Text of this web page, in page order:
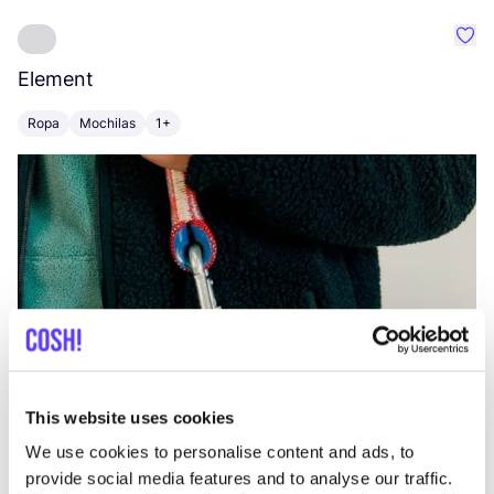
This website uses cookies
We use cookies to personalise content and ads, to
provide social media features and to analyse our traffic.
Element
Ropa Mochilas 1+